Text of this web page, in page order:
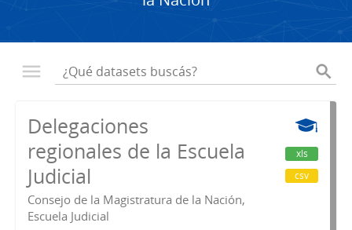
Delegaciones
regionales de la Escuela
Judicial
Consejo de la Magistratura de la Nación,
Escuela Judicial
xls
csv